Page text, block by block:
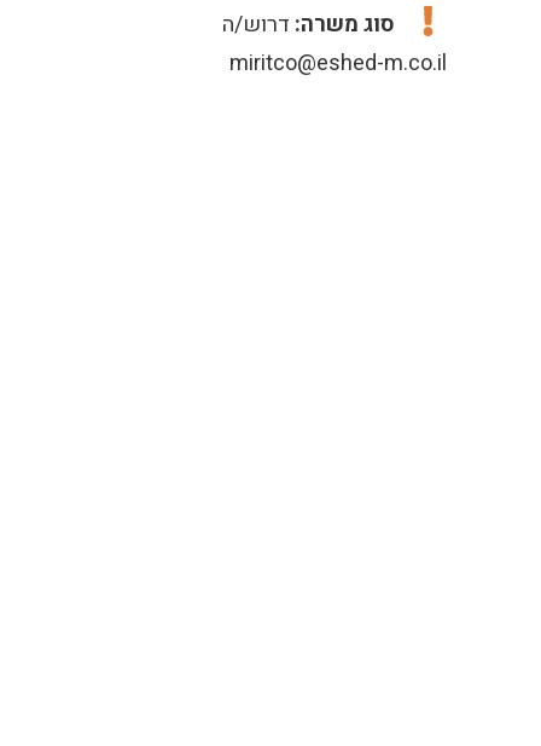
סוג משרה: דרוש/ה
miritco@eshed-m.co.il